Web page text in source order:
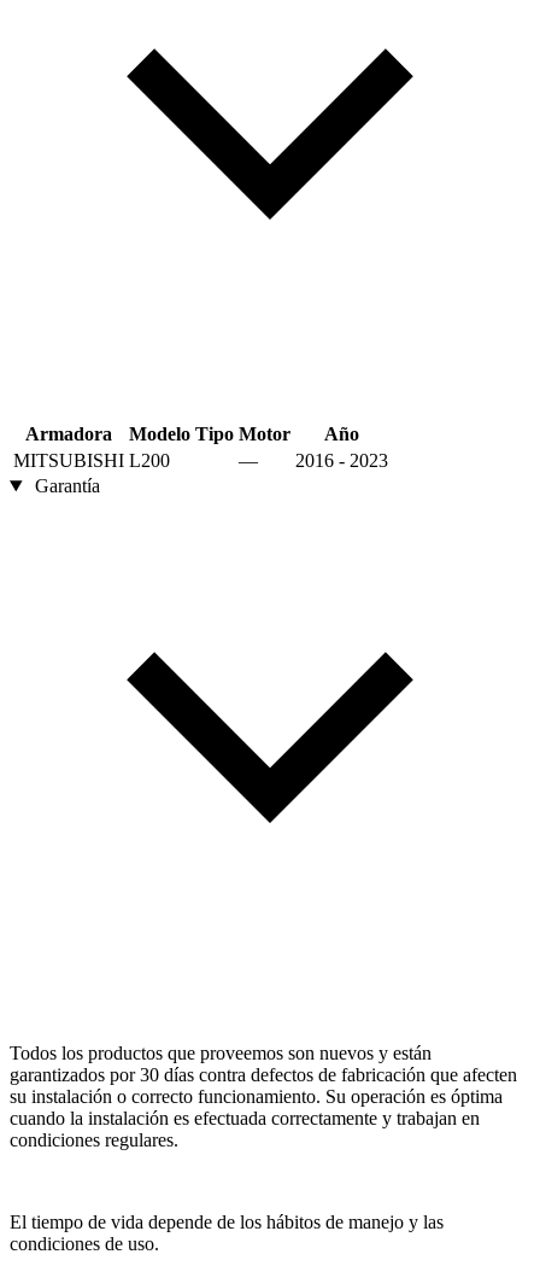
Armadora Modelo Tipo Motor
Año
MITSUBISHI L200 —
2016 - 2023
Garantía
Todos los productos que proveemos son nuevos y están
garantizados por 30 días contra defectos de fabricación que afecten
su instalación o correcto funcionamiento. Su operación es óptima
cuando la instalación es efectuada correctamente y trabajan en
condiciones regulares.
El tiempo de vida depende de los hábitos de manejo y las
condiciones de uso.